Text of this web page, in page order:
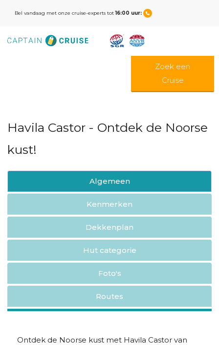
Bel vandaag met onze cruise-experts tot16:00 uur:
Zoek een
Cruise
Havila Castor - Ontdek de Noorse
kust!
Algemeen
Kenmerken
Dekkenplan
Hut categorie
Foto's
Routes
Ontdek de Noorse kust met Havila Castor van